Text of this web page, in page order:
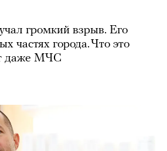
громкий взрыв. Его
частях города. Что это
даже МЧС